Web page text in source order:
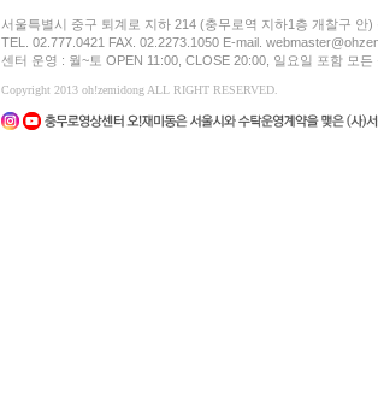
서울특별시 중구 퇴계로 지하 214 (충무로역 지하1층 개찰구 안
TEL. 02.777.0421 FAX. 02.2273.1050 E-mail.
센터 운영 : 월~토 OPEN 11:00, CLOSE 20:00, 일요일 포함 모
Copyright 2013 oh!zemidong ALL RIGHT RESERVED.